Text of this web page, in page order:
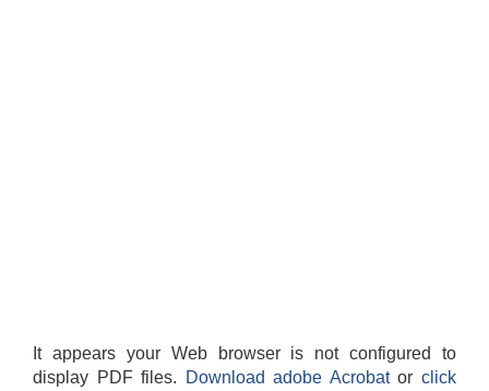
It appears your Web browser is not configured to
display PDF files.
Download adobe Acrobatorclick